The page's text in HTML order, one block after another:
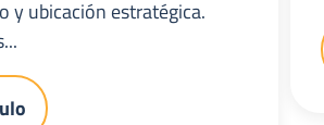
y ubicación estratégica.